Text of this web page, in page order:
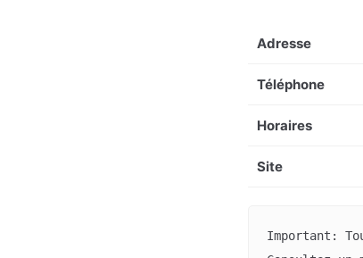
Adresse
Téléphone
Horaires
Site
Important: